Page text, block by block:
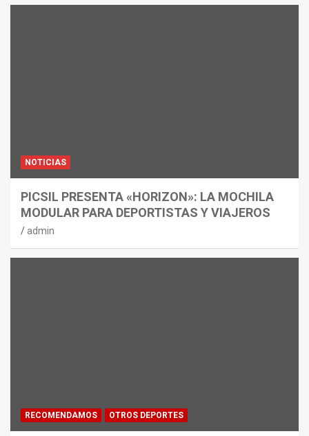
NOTICIAS
PICSIL PRESENTA «HORIZON»: LA MOCHILA
MODULAR PARA DEPORTISTAS Y VIAJEROS
admin
RECOMENDAMOS OTROS DEPORTES